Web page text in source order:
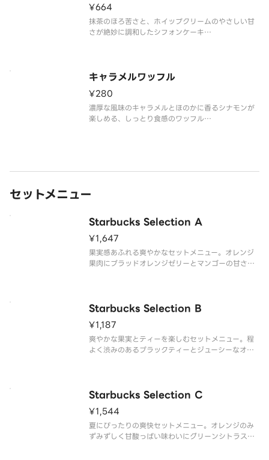
¥664
抹茶のほろ苦さと、ホイップクリームのやさしい甘
さが絶妙に調和したシフォンケーキ
は、デリバリーの利用はお控えいただき、店頭でバ
キャラメルワッフル
¥280
濃厚な風味のキャラメルとほのかに香るシナモンが
楽しめる、しっとり食感のワッフル
セットメニュー
Starbucks Selection A
¥1,647
果実感あふれる爽やかなセットメニュー。オレンジ
果肉にブラッドオレンジゼリーとマンゴーの甘さと
重ねた「マンゴーケーキ」
Starbucks Selection B
¥1,187
爽やかな果実とティーを楽しむセットメニュー。程
よく渋みのあるブラックティーとジューシーなオレ
しっとり食感の「レモン
Starbucks Selection C
¥1,544
夏にぴったりの爽快セットメニュー。オレンジのみ
ずみずしく甘酸っぱい味わいにグリーンシトラスの